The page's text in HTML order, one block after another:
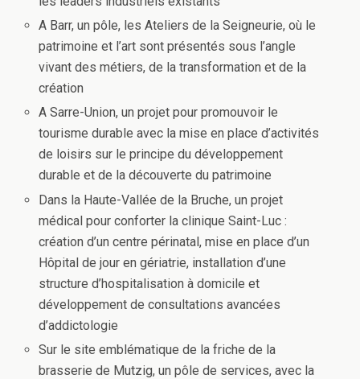
A Barr, un pôle, les Ateliers de la Seigneurie, où le
patrimoine et l’art sont présentés sous l’angle
vivant des métiers, de la transformation et de la
création
A Sarre-Union, un projet pour promouvoir le
tourisme durable avec la mise en place d’activités
de loisirs sur le principe du développement
durable et de la découverte du patrimoine
Dans la Haute-Vallée de la Bruche, un projet
médical pour conforter la clinique Saint-Luc :
création d’un centre périnatal, mise en place d’un
Hôpital de jour en gériatrie, installation d’une
structure d’hospitalisation à domicile et
développement de consultations avancées
d’addictologie
Sur le site emblématique de la friche de la
brasserie de Mutzig, un pôle de services, avec la